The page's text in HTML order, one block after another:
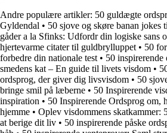
Andre populære artikler: 50 guldægte
Gyldendal • 50 sjove og skøre banan jokes
gåder a la Sfinks: Udfordr din logiske sans
hjertevarme citater til guldbrylluppet • 50
forbedre din nationale test • 50
smedens kat – En guide til livets visdom •
ordsprog, der giver dig livsvisdom • 50
bringe smil på læberne • 50 Inspirerende
inspiration • 50 Inspirerende Ordsprog om,
hjemme • Oplev visdommens skatkammer:
at berige dit liv • 50 inspirerende påske